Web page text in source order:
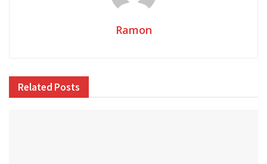
Ramon
Related Posts